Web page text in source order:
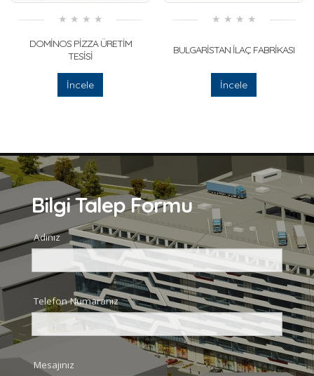
DOMİNOS PİZZA ÜRETİM
TESİSİ
İncele
BULGARİSTAN İLAÇ FABRİKASI
İncele
Bilgi Talep Formu
Adınız
Telefon Numaranız
Mesajınız